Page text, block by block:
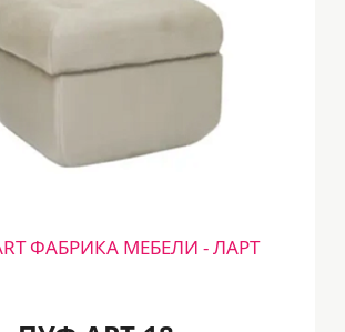
ФАБРИКА МЕБЕЛИ - ЛАРТ